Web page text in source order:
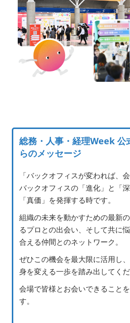
総務・人事・経理Week 公
らのメッセージ
「バックオフィスが変われば、
バックオフィスの「進化」と「
「真価」を発揮する時です。
組織の未来を動かすための最新
るプロとの出会い、そして共に
合える仲間とのネットワーク。
ぜひこの機会を最大限に活用し
身を変える一歩を踏み出してくだ
会場で皆様とお会いできること
す。